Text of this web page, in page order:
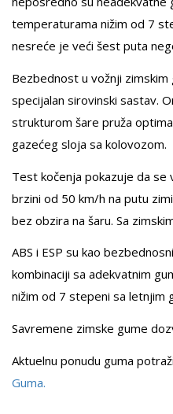
temperaturama nižim od 7
nesreće je veći šest puta
Bezbednost u vožnji
specijalan sirovinski sastav.
strukturom šare pruža
gazećeg sloja sa kolovozom.
Test kočenja pokazuje da se
brzini od 50 km/h na putu
bez obzira na šaru. Sa
ABS i ESP su kao
kombinaciji sa adekvatnim
nižim od 7 stepeni sa letnjim
Savremene zimske gume
Aktuelnu ponudu guma
Guma.